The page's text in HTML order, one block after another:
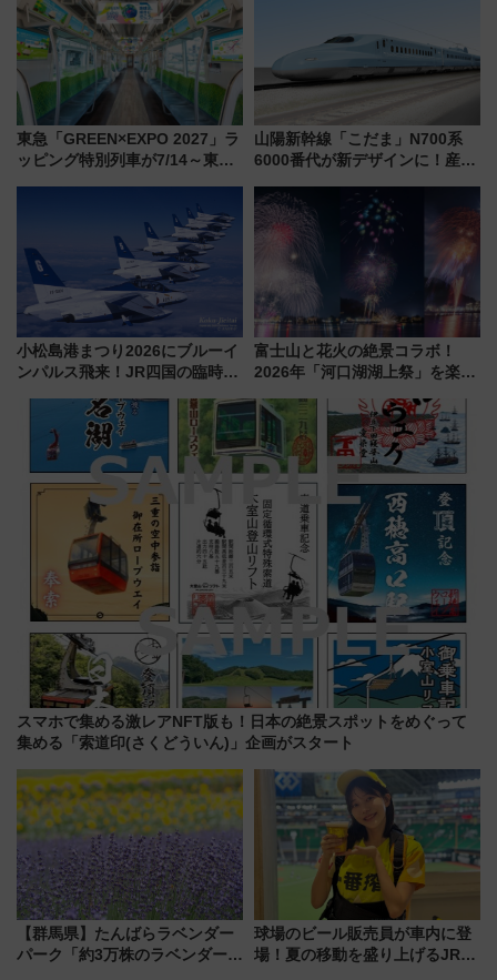
検や特急ラビューも
東急「GREEN×EXPO 2027」ラ
ッピング特別列車が7/14～東
山陽新幹線「こだま」N700系
6000番代が新デザインに！産学
用は今冬から
小松島港まつり2026にブルーイ
ンパルス飛来！JR四国の臨時ダ
富士山と花火の絶景コラボ！
2026年「河口湖湖上祭」を楽し
ススメ
スマホで集める激レアNFT版も！日本の絶景スポットをめぐって
集める「索道印(さくどういん)」企画がスタート
【群馬県】たんばらラベンダー
パーク「約3万株のラベンダー」
球場のビール販売員が車内に登
場！夏の移動を盛り上げるJR九